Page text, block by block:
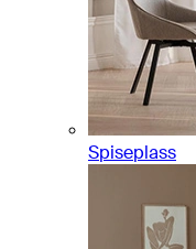
Spiseplass